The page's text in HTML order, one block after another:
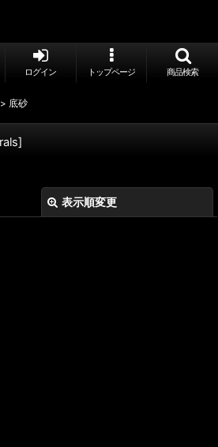
ログイン トップページ 商品検索
> 底砂
]
表示順変更